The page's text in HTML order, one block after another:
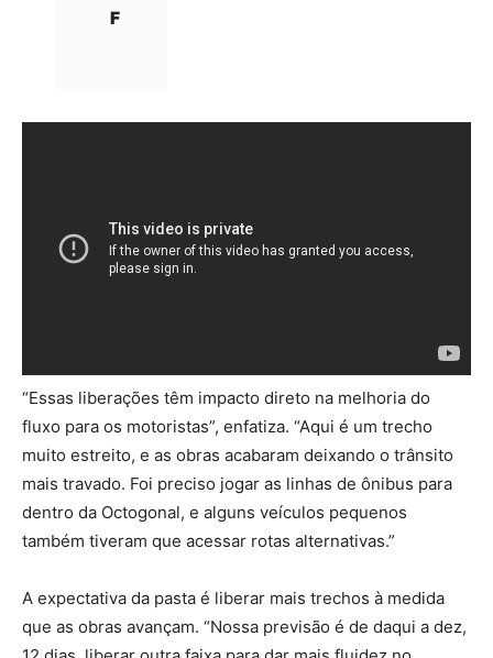
F
“Essas liberações têm impacto direto na melhoria do
fluxo para os motoristas”, enfatiza. “Aqui é um trecho
muito estreito, e as obras acabaram deixando o trânsito
mais travado. Foi preciso jogar as linhas de ônibus para
dentro da Octogonal, e alguns veículos pequenos
também tiveram que acessar rotas alternativas.”
A expectativa da pasta é liberar mais trechos à medida
que as obras avançam. “Nossa previsão é de daqui a dez,